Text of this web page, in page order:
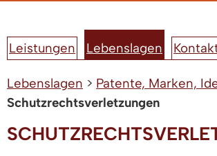
Leistungen Lebenslagen
Lebenslagen > Patente, Marken,
Schutzrechtsverletzungen